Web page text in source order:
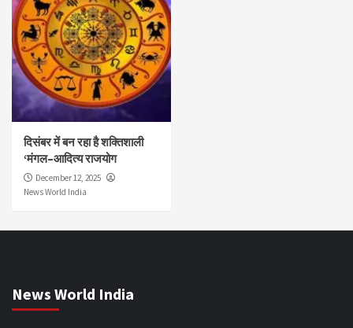
दिसंबर में बन रहा है शक्तिशाली
‘मंगल–आदित्य राजयोग
December 12, 2025
News World India
News World India